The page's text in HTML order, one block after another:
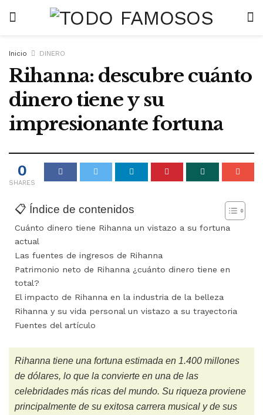
Inicio DINERO
Rihanna: descubre cuánto
dinero tiene y su
impresionante fortuna
0
SHARES
📋 Índice de contenidos
Cuánto dinero tiene Rihanna un vistazo a su fortuna
actual
Las fuentes de ingresos de Rihanna
Patrimonio neto de Rihanna ¿cuánto dinero tiene en
total?
El impacto de Rihanna en la industria de la belleza
Rihanna y su vida personal un vistazo a su trayectoria
Fuentes del artículo
Rihanna tiene una fortuna estimada en 1.400 millones
de dólares, lo que la convierte en una de las
celebridades más ricas del mundo. Su riqueza proviene
principalmente de su exitosa carrera musical y de sus